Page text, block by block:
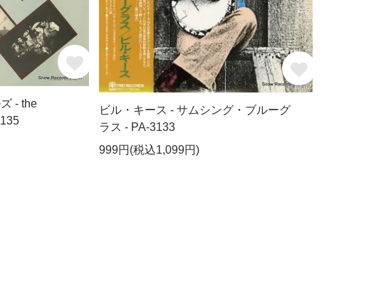
- the
ビル・キース - サムシング・ブルーグ
ラス - PA-3133
999円(税込1,099円)